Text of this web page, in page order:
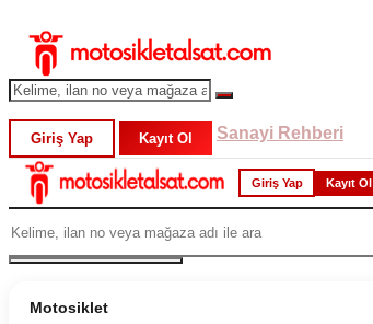
Giriş Yap Kayıt Ol Sanayi Rehberi
Giriş Yap Kayıt Ol
Motosiklet